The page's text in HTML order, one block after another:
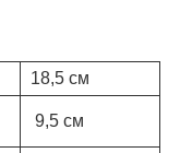
18,5 см
9,5 см